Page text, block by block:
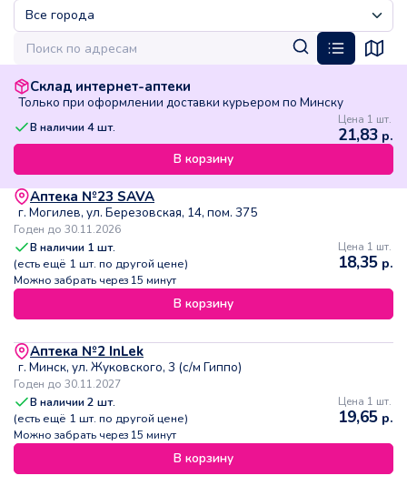
Склад интернет-аптеки
Только при оформлении доставки курьером по Минску
В наличии 4шт. Цена 1 шт.
21,83 р.
В корзину
Аптека №23 SAVA
г. Могилев, ул. Березовская, 14, пом. 375
Годен до 30.11.2026
В наличии 1 шт.
(есть ещё 1 шт. по другой цене)
Можно забрать через 15 минут
Цена 1 шт.
18,35 р.
В корзину
Аптека №2 InLek
г. Минск, ул. Жуковского, 3 (с/м Гиппо)
Годен до 30.11.2027
В наличии2 шт.
(есть ещё 1 шт. по другой цене)
Можно забрать через 15 минут
Цена 1 шт.
19,65 р.
В корзину